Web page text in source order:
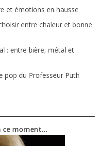
et émotions en hausse
entre chaleur et bonne
: entre bière, métal et
pop du Professeur Puth
ce moment…